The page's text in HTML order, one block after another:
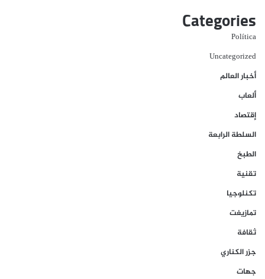
Categories
Política
Uncategorized
أخبار العالم
ألعاب
إقتصاد
السلطة الرابعة
الطبخ
تقنية
تكنلوجيا
تمازيغت
ثقافة
جزر الكناري
جهات